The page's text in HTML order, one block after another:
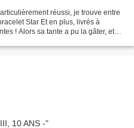
réussi, je trouve entre
Star Et en plus, livrés à
! Alors sa tante a pu la gâter, et